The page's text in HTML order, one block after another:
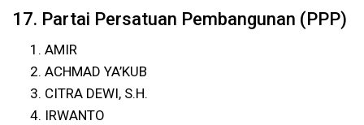
17. Partai Persatuan Pembangunan (PPP)
AMIR
ACHMAD YA’KUB
CITRA DEWI, S.H.
IRWANTO